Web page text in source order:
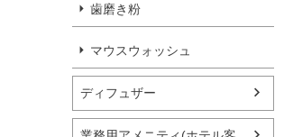
歯磨き粉
マウスウォッシュ
ディフュザー